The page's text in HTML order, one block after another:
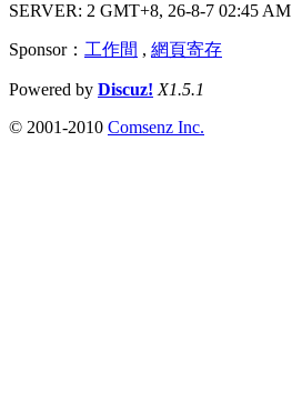
SERVER: 2 GMT+8, 26-8-7 02:45 AM
Sponsor： 工作間 , 網頁寄存
Powered by Discuz! X1.5.1
© 2001-2010 Comsenz Inc.